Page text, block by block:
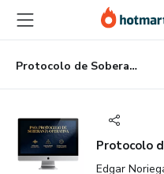
principal
página
de
página
Protocolo de Soberanía Operativa
Protocolo
Edgar